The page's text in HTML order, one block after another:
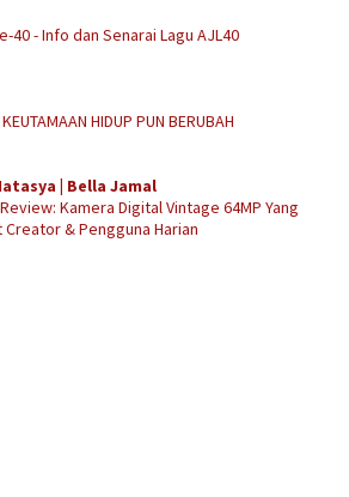
40 - Info dan Senarai Lagu AJL40
HIDUP PUN BERUBAH
| Bella Jamal
Kamera Digital Vintage 64MP Yang
& Pengguna Harian